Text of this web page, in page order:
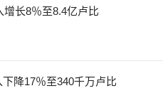
增长8％至8.4亿卢比
降17％至340千万卢比